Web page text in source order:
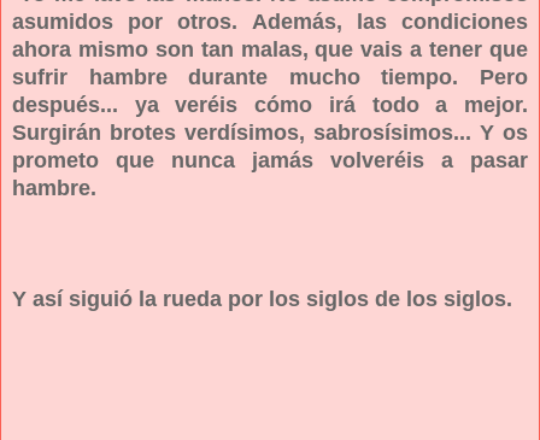
asumidos por otros. Además, las condiciones
ahora mismo son tan malas, que vais a tener que
sufrir hambre durante mucho tiempo. Pero
después... ya veréis cómo irá todo a mejor.
Surgirán brotes verdísimos, sabrosísimos... Y os
prometo que nunca jamás volveréis a pasar
hambre.
Y así siguió la rueda por los siglos de los siglos.